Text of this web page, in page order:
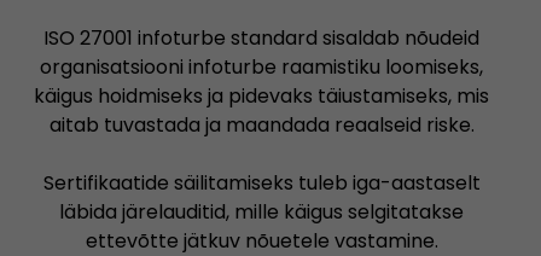
ISO 27001 infoturbe standard sisaldab nõudeid
organisatsiooni infoturbe raamistiku loomiseks,
käigus hoidmiseks ja pidevaks täiustamiseks, mis
aitab tuvastada ja maandada reaalseid riske.
Sertifikaatide säilitamiseks tuleb iga-aastaselt
läbida järelauditid, mille käigus selgitatakse
ettevõtte jätkuv nõuetele vastamine.